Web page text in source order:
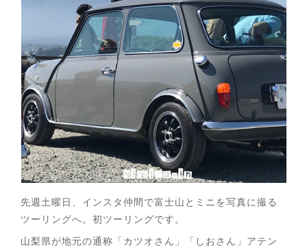
先週土曜日、インスタ仲間で富士山とミニを写真に撮る
ツーリングへ。初ツーリングです。
山梨県が地元の通称「カツオさん」「しおさん」アテン